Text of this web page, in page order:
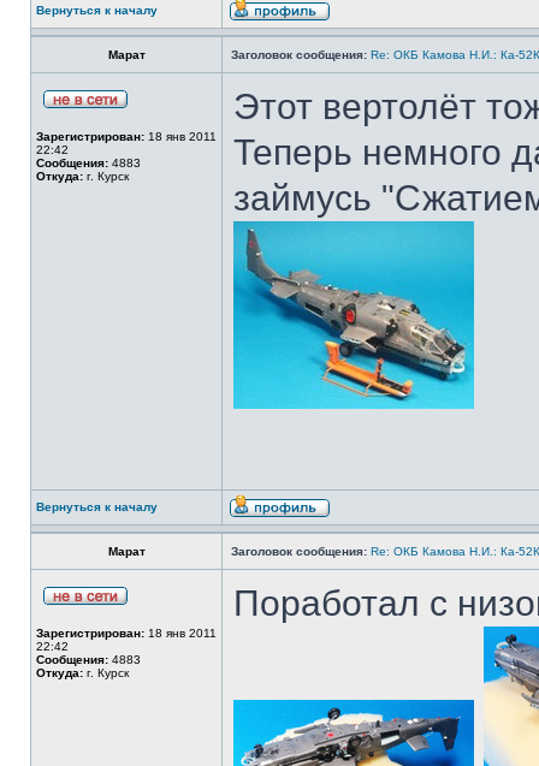
Вернуться к началу
Марат Заголовок сообщения: Re: ОКБ Камова Н.И.: Ка-
Зарегистрирован: 18 янв 2011
22:42
Сообщения: 4883
Откуда: г. Курск
Этот вертолёт
Теперь немного
займусь
Вернуться к началу
Марат Заголовок сообщения: Re: ОКБ Камова Н.И.: Ка-
Зарегистрирован: 18 янв 2011
22:42
Сообщения: 4883
Откуда: г. Курск
Поработал с